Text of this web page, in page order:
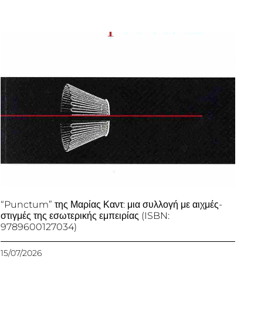
“Punctum” της Μαρίας Καντ: μια συλλογή με αιχμές-
στιγμές της εσωτερικής εμπειρίας (ISBN:
9789600127034)
15/07/2026